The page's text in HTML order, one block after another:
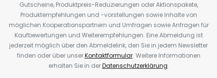
Gutscheine, Produktpreis-Reduzierungen oder Aktionspakete,
Produktempfehlungen und -vorstellungen sowie Inhalte von
möglichen Kooperationspartnern und Umfragen sowie Anfragen für
Kaufbewertungen und Weiterempfehlungen. Eine Abmeldung ist
jederzeit möglich über den Abmeldelink, den Sie in jedem Newsletter
finden oder über unserKontaktformular. Weitere Informationen
erhalten Sie in derDatenschutzerklärung.